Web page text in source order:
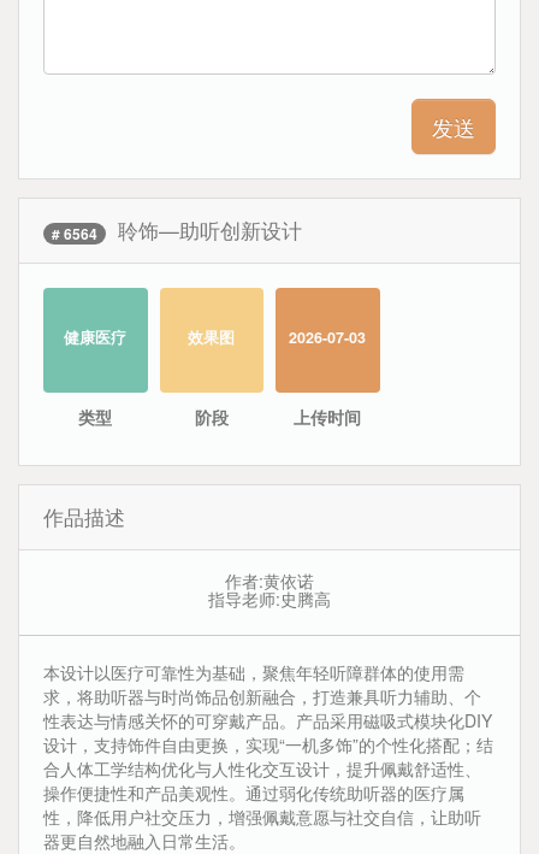
# 6564 聆饰—助听创新设计
健康医疗
类型
效果图
阶段
2026-07-03
上传时间
作品描述
作者:黄依诺
指导老师:史腾高
本设计以医疗可靠性为基础，聚焦年轻听障群体的使用需
求，将助听器与时尚饰品创新融合，打造兼具听力辅助、个
性表达与情感关怀的可穿戴产品。产品采用磁吸式模块化DIY
设计，支持饰件自由更换，实现“一机多饰”的个性化搭配；结
合人体工学结构优化与人性化交互设计，提升佩戴舒适性、
操作便捷性和产品美观性。通过弱化传统助听器的医疗属
性，降低用户社交压力，增强佩戴意愿与社交自信，让助听
器更自然地融入日常生活。